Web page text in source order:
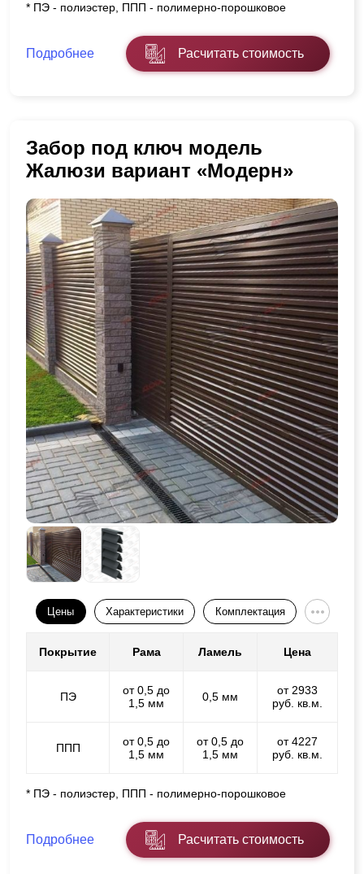
* ПЭ - полиэстер, ППП - полимерно-порошковое
Подробнее Расчитать стоимость
Забор под ключ модель
Жалюзи вариант «Модерн»
Цены Характеристики Комплектация
Покрытие Рама Ламель Цена
ПЭ
от 0,5 до
1,5 мм
0,5 мм
от 2933
руб. кв.м.
ППП
от 0,5 до
1,5 мм
от 0,5 до
1,5 мм
от 4227
руб. кв.м.
* ПЭ - полиэстер, ППП - полимерно-порошковое
Подробнее Расчитать стоимость